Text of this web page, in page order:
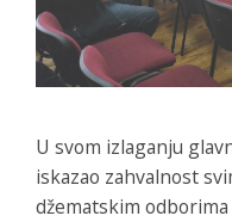
U svom izlaganju
iskazao zahvalnost
džematskim